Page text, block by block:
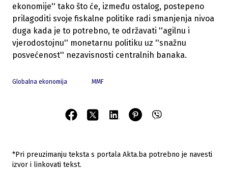
ekonomije'' tako što će, između ostalog, postepeno
prilagoditi svoje fiskalne politike radi smanjenja nivoa
duga kada je to potrebno, te održavati ''agilnu i
vjerodostojnu'' monetarnu politiku uz ''snažnu
posvećenost'' nezavisnosti centralnih banaka.
Globalna ekonomija MMF
*Pri preuzimanju teksta s portala Akta.ba potrebno je navesti
izvor i linkovati tekst.